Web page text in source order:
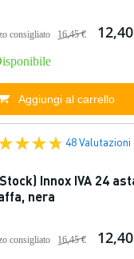
consigliato 16,45 €
Aggiungi al carrello
48 Valutazioni
Innox IVA 24
nera
consigliato 16,45 €